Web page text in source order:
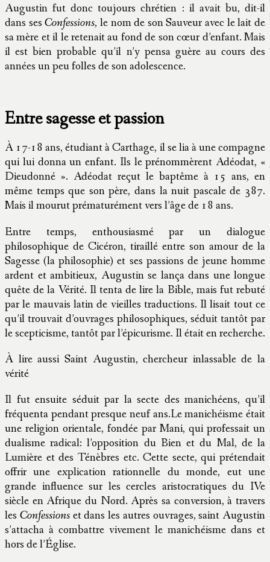
Augustin fut donc toujours chrétien : il avait bu, dit-il
dans sesConfessions, le nom de son Sauveur avec le lait de
sa mère et il le retenait au fond de son cœur d’enfant. Mais
il est bien probable qu’il n’y pensa guère au cours des
années un peu folles de son adolescence.
Entre sagesse et passion
À 17-18 ans, étudiant à Carthage, il se lia à une compagne
qui lui donna un enfant. Ils le prénommèrent Adéodat, «
Dieudonné ». Adéodat reçut le baptême à 15 ans, en
même temps que son père, dans la nuit pascale de 387.
Mais il mourut prématurément vers l’âge de 18 ans.
Entre temps, enthousiasmé par un dialogue
philosophique de Cicéron, tiraillé entre son amour de la
Sagesse (la philosophie) et ses passions de jeune homme
ardent et ambitieux, Augustin se lança dans une longue
quête de la Vérité. Il tenta de lire la Bible, mais fut rebuté
par le mauvais latin de vieilles traductions. Il lisait tout ce
qu’il trouvait d’ouvrages philosophiques, séduit tantôt par
le scepticisme, tantôt par l’épicurisme. Il était en recherche.
À lire aussi Saint Augustin, chercheur inlassable de la
vérité
Il fut ensuite séduit par la secte des manichéens, qu’il
fréquenta pendant presque neuf ans.Le manichéisme était
une religion orientale, fondée par Mani, qui professait un
dualisme radical: l’opposition du Bien et du Mal, de la
Lumière et des Ténèbres etc. Cette secte, qui prétendait
offrir une explication rationnelle du monde, eut une
grande influence sur les cercles aristocratiques du IVe
siècle en Afrique du Nord. Après sa conversion, à travers
les Confessionset dans les autres ouvrages, saint Augustin
s’attacha à combattre vivement le manichéisme dans et
hors de l’Église.